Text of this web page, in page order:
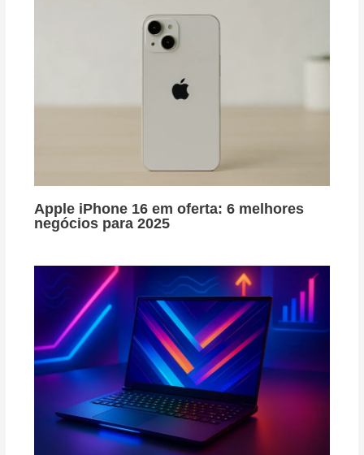
Apple iPhone 16 em oferta: 6 melhores
negócios para 2025